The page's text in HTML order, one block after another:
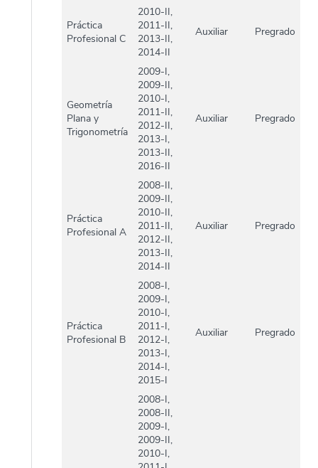
Práctica
Profesional C
2010-II,
2011-II,
2013-II,
2014-II
Auxiliar Pregrado
Geometría
Plana y
Trigonometría
2009-I,
2009-II,
2010-I,
2011-II,
2012-II,
2013-I,
2013-II,
2016-II
Auxiliar Pregrado
Práctica
Profesional A
2008-II,
2009-II,
2010-II,
2011-II,
2012-II,
2013-II,
2014-II
Auxiliar Pregrado
Práctica
Profesional B
2008-I,
2009-I,
2010-I,
2011-I,
2012-I,
2013-I,
2014-I,
2015-I
Auxiliar Pregrado
2008-I,
2008-II,
2009-I,
2009-II,
2010-I,